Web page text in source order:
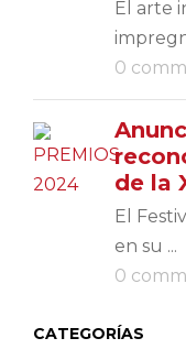
El arte
0
de la
El
en su ...
0
CATEGORÍAS